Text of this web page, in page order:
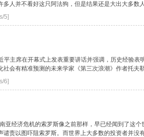
人并不看好这只阿法狗，但是结果还是大出大多数
5]
主席在开幕式上发表重要讲话并强调，历史经验
会有精准预测的未来学家《第三次浪潮》作者托夫
6]
亚经济危机的索罗斯像之前那样，早已经闻到了这
责以图吓阻索罗斯。而世界上大多数的投资者并没